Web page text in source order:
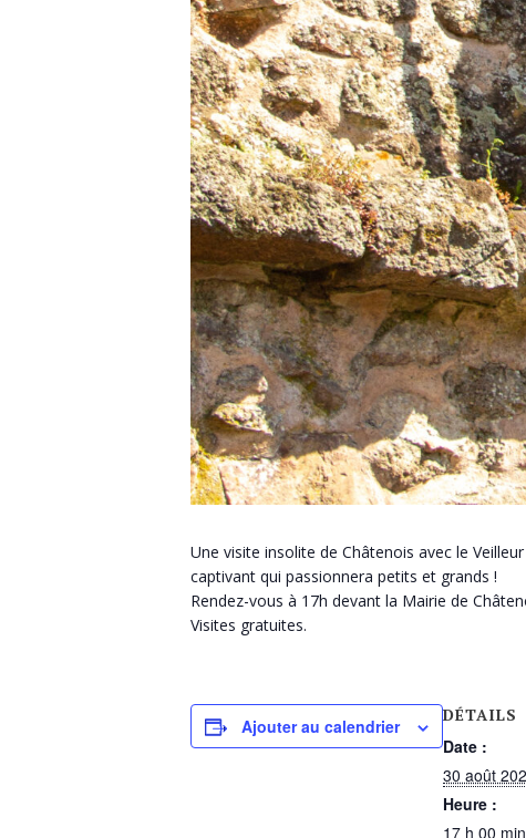
Une visite insolite de Châtenois avec le
captivant qui passionnera petits et grands !
Rendez-vous à 17h devant la Mairie de
Visites gratuites.
Ajouter au calendrier
DÉTAILS
Date :
30 août
Heure :
17 h 00